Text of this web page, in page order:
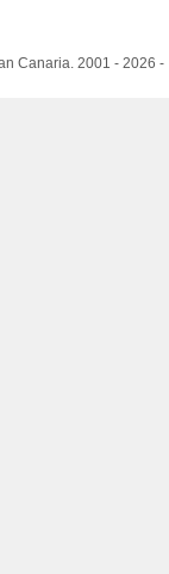
Canaria. 2001 - 2026 -